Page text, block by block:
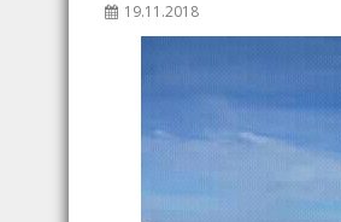
19.11.2018